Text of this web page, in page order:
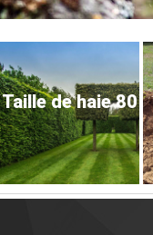
Taille de haie 80